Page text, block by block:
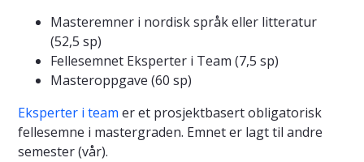
Masteremner i nordisk språk eller litteratur
(52,5 sp)
Fellesemnet Eksperter i Team (7,5 sp)
Masteroppgave (60 sp)
Eksperter i team er et prosjektbasert obligatorisk
fellesemne i mastergraden. Emnet er lagt til andre
semester (vår).